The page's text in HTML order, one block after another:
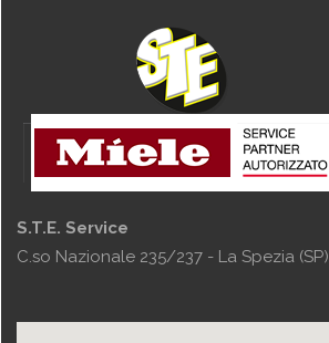
S.T.E. Service
C.so Nazionale 235/237 - La Spezia (SP)